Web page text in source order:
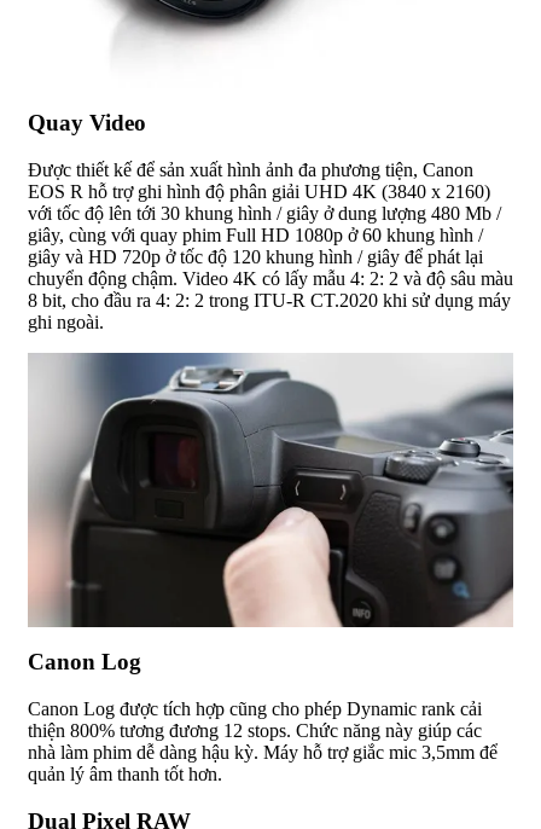
Quay Video
Được thiết kế để sản xuất hình ảnh đa phương tiện, Canon
EOS R hỗ trợ ghi hình độ phân giải UHD 4K (3840 x 2160)
với tốc độ lên tới 30 khung hình / giây ở dung lượng 480 Mb /
giây, cùng với quay phim Full HD 1080p ở 60 khung hình /
giây và HD 720p ở tốc độ 120 khung hình / giây để phát lại
chuyển động chậm. Video 4K có lấy mẫu 4: 2: 2 và độ sâu màu
8 bit, cho đầu ra 4: 2: 2 trong ITU-R CT.2020 khi sử dụng máy
ghi ngoài.
Canon Log
Canon Log được tích hợp cũng cho phép Dynamic rank cải
thiện 800% tương đương 12 stops. Chức năng này giúp các
nhà làm phim dễ dàng hậu kỳ. Máy hỗ trợ giắc mic 3,5mm để
quản lý âm thanh tốt hơn.
Dual Pixel RAW